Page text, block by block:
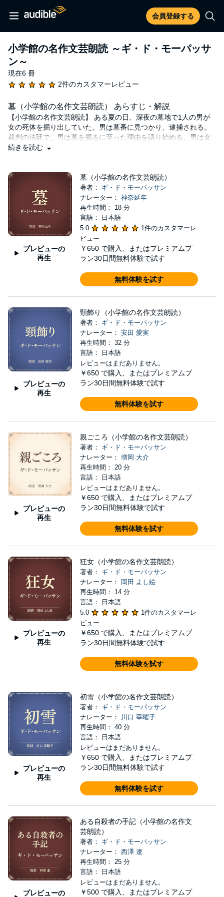
会員登録する
小学館の名作文芸朗読 ～ギ・ド・モーパッサ
ン～
現在6 冊
2件のカスタマーレビュー
墓（小学館の名作文芸朗読） あらすじ・解説
【小学館の名作文芸朗読】 ある夏の日、深夜の墓地で1人の男が
女の死体を掘り出していた。男は墓番に見つかり、逮捕される。
裁判の法廷で、男は墓を掘るに至った理由を語り始める。男は女
のことを「もの狂おしいまでに熱愛していた」「命そのものだっ
いう考えが浮かび、気がおかしくなってしまったと言う。静まり
返った法廷で、男に下された判決とは……。
©- (P)エイトリンクス
続きを読む
プレビューの
再生
墓（小学館の名作文芸朗読）
著者： ギ・ド・モーパッサン
ナレーター： 神奈延年
再生時間： 18 分
言語： 日本語
5.0
1件のカスタマーレ
ビュー
￥650 で購入、またはプレミアムプ
ラン30日間無料体験で試す
無料体験を試す
プレビューの
再生
頸飾り（小学館の名作文芸朗読）
著者： ギ・ド・モーパッサン
ナレーター： 安田 愛実
再生時間： 32 分
言語： 日本語
レビューはまだありません。
￥650 で購入、またはプレミアムプ
ラン30日間無料体験で試す
無料体験を試す
プレビューの
再生
親ごころ（小学館の名作文芸朗読）
著者： ギ・ド・モーパッサン
ナレーター： 増岡 大介
再生時間： 20 分
言語： 日本語
レビューはまだありません。
￥650 で購入、またはプレミアムプ
ラン30日間無料体験で試す
無料体験を試す
プレビューの
再生
狂女（小学館の名作文芸朗読）
著者： ギ・ド・モーパッサン
ナレーター：
岡田 よし絵
再生時間： 14 分
言語： 日本語
5.0
1件のカスタマーレ
ビュー
￥650 で購入、またはプレミアムプ
ラン30日間無料体験で試す
無料体験を試す
プレビューの
再生
初雪（小学館の名作文芸朗読）
著者： ギ・ド・モーパッサン
ナレーター：
川口 宰曜子
再生時間： 40 分
言語： 日本語
レビューはまだありません。
￥650 で購入、またはプレミアムプ
ラン30日間無料体験で試す
無料体験を試す
プレビューの
ある自殺者の手記（小学館の名作文
芸朗読）
著者： ギ・ド・モーパッサン
ナレーター： 西澤 遼
再生時間： 25 分
言語： 日本語
レビューはまだありません。
￥500 で購入、またはプレミアムプ